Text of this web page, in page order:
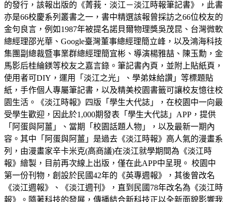
的發行，該報出版的《菁莪．淡江－淡江時報筆記書》，此書
亦是66校慶系列叢書之一，書中精選該報曾採訪之66位校友的
金句良言，例如1987年被提名諾貝爾物理獎吳茂昆、台灣微軟
總經理邵光華、Google臺灣董事總經理簡立峰，以及鴻海科技
集團副總裁暨事業群總經理簡宜彬、導演楊雅喆、陳玉勳，金
馬影后桂綸鎂等校友之嘉言錄。筆記書內頁，並附上貼紙頁，
使用者可DIY，運用「淡江之光」、學弟妹給讚」等標題貼
紙，手作個人專屬筆記書，以及精美校園書籤可讓校友憶往校
園生活。《淡江時報》四版「學生大代誌」，在校園中一向最
受學生歡迎，因此於1,000期發表「學生大代誌」APP，提供
「阿蛋與阿薑」、當期「校園話題人物」，以及最新一期內
容。其中「阿蛋與阿薑」是過去《淡江時報》高人氣的漫畫系
列，由漫畫家辛卡米克(高商議)在淡江就學期間為《淡江時
報》繪製，目前再次線上出版，僅在此APP中呈現。 校園中
第一份刊物，創設於民國42年的《英專週報》，其後曾改名
《淡江週報》、《淡江週刊》，直到民國78年改名為《淡江時
報》。隨著科技的發展，傳播結合新科技正以全新面貌影響我